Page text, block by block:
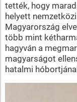
tették, hogy
helyett
Magyarország
több mint
hagyván a
magyarságot
hatalmi